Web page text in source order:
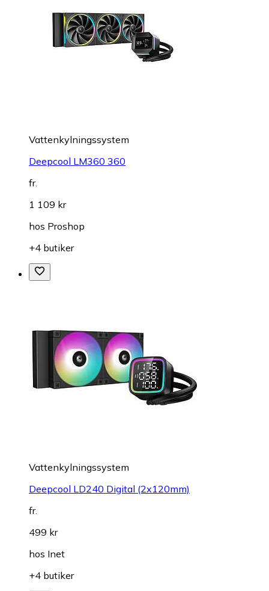
Vattenkylningssystem
Deepcool LM360 360
fr.
1 109 kr
hos Proshop
+4 butiker
Vattenkylningssystem
Deepcool LD240 Digital (2x120mm)
fr.
499 kr
hos Inet
+4 butiker